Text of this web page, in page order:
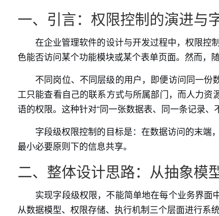
一、引言：权限控制的演进与
在企业管理软件的设计与开发过程中，权限控
色能否访问某个功能模块或某个表单页面。然而，
不同岗位、不同层级的用户，即便访问同一
工只能查看自己的联系方式与所属部门，而人力
语的权限。这种针对“同一张数据表、同一条记录
字段级权限控制的目标是：在数据访问的末端
最小必要原则下的信息共享。
二、整体设计思路：从抽象模
实现字段级权限，不能简单地在每个业务界
从数据模型、权限存储、执行机制三个层面进行系